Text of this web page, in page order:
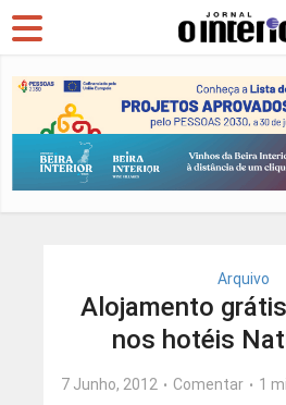
Arquivo
Alojamento
nos hotéis
7 Junho, 2012 Comentar 1